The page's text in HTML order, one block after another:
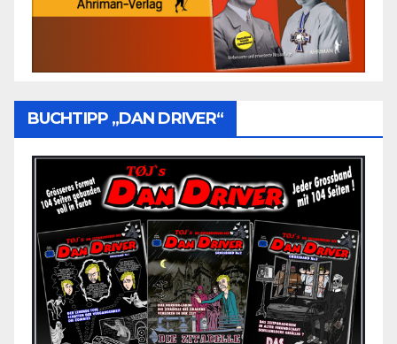
BUCHTIPP „DAN DRIVER“